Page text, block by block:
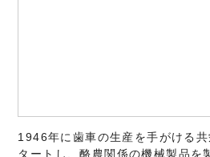
1946年に歯車の生産を手がける
タートし、酪農関係の機械製品を